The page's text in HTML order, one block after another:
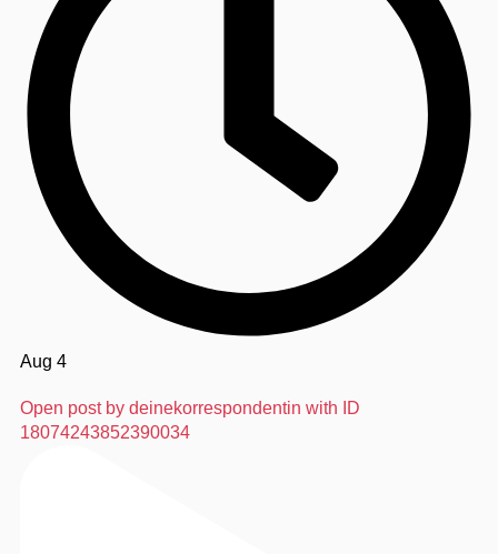
Aug 4
Open post by deinekorrespondentin with ID
18074243852390034